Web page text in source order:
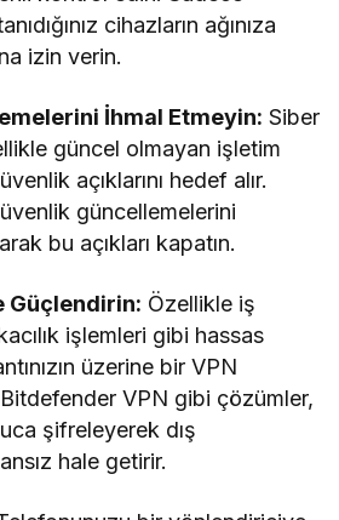
cihazların ağınıza
izin verin.
İhmal Etmeyin: Siber
güncel olmayan işletim
açıklarını hedef alır.
güncellemelerini
bu açıkları kapatın.
Güçlendirin: Özellikle iş
işlemleri gibi hassas
üzerine bir VPN
VPN gibi çözümler,
şifreleyerek dış
hale getirir.